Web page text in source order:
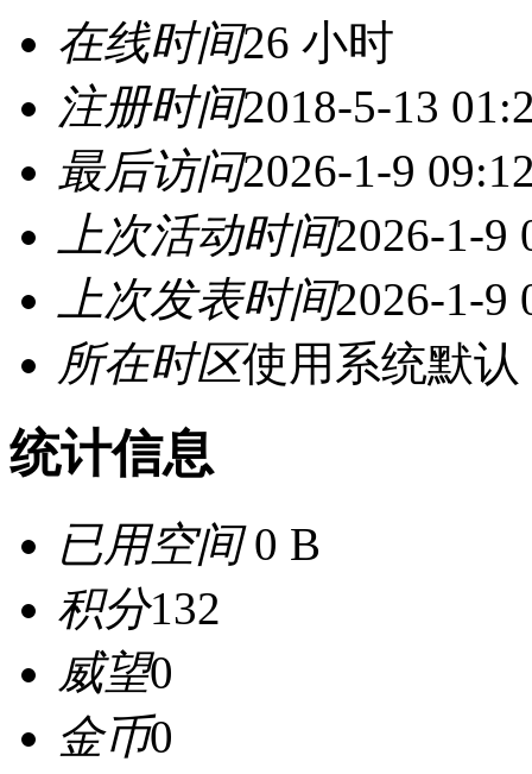
在线时间26 小时
注册时间2018-5-13
最后访问2026-1-9
上次活动时间2026-1-9
上次发表时间2026-1-9
所在时区使用系统默认
统计信息
已用空间0 B
积分132
威望0
金币0